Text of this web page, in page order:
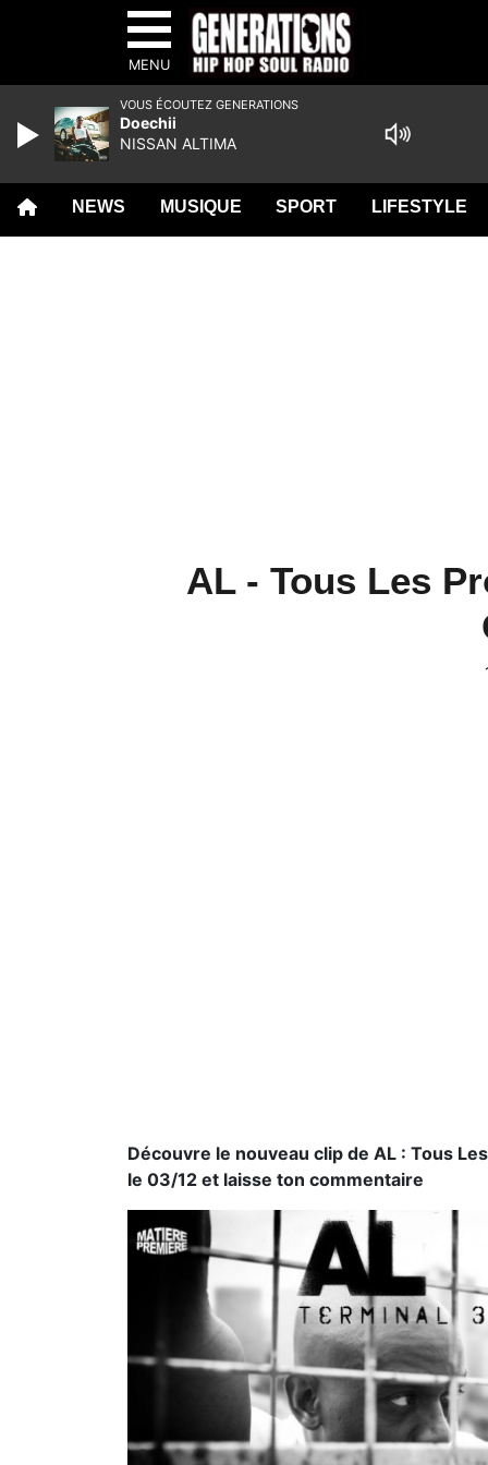
MENU
NEWS MUSIQUE SPORT LIFESTYLE
AL - Tous Les
Découvre le nouveau clip de AL : Tous
le 03/12 et laisse ton commentaire
VOUS ÉCOUTEZ GENERATIONS
Doechii
NISSAN ALTIMA